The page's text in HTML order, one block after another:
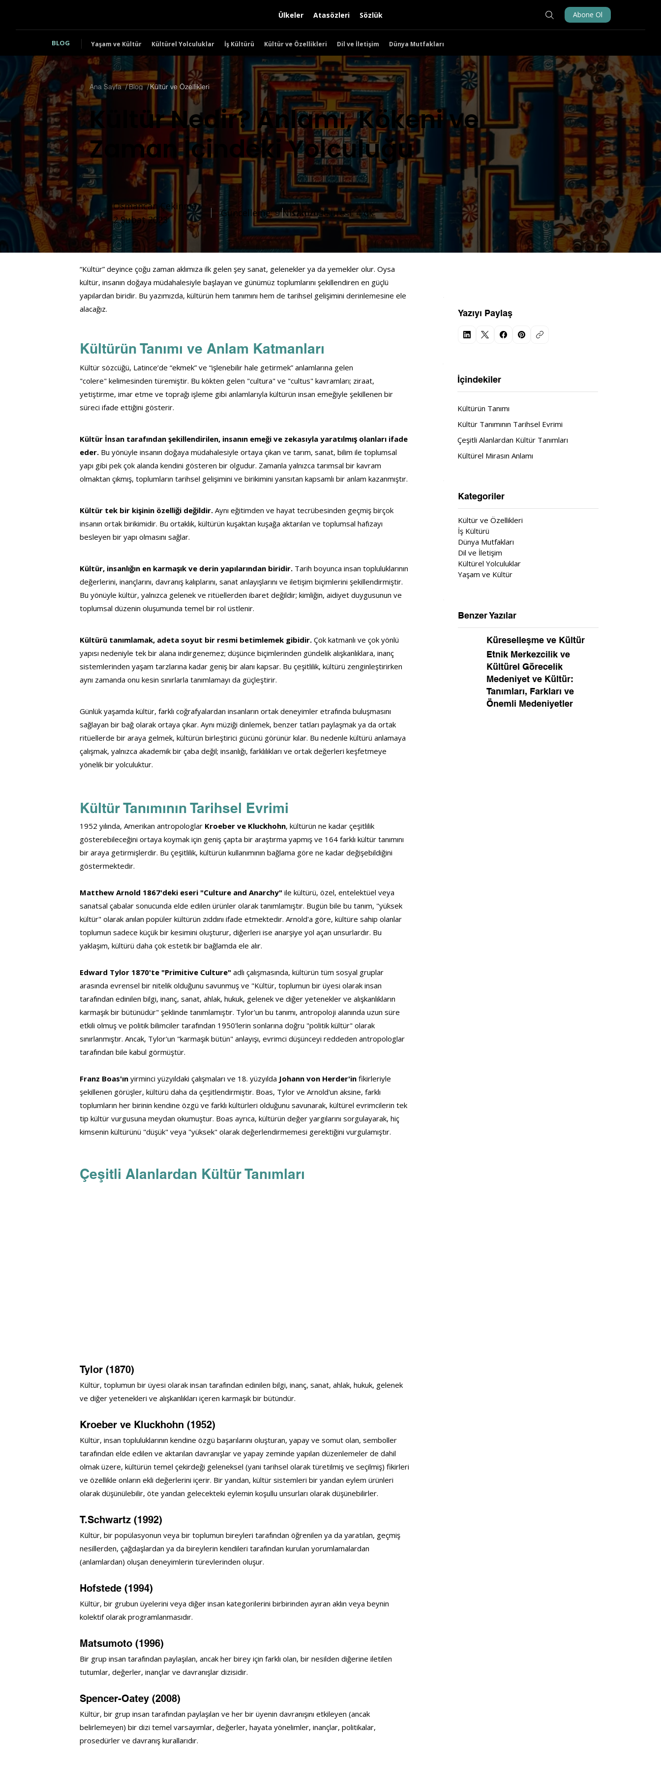
BLOG Yaşam ve Kültür Kültürel Yolculuklar İş Kültürü Kültür ve Özellikleri Dil ve İletişim Dünya Mutfakları
Ülkeler Atasözleri Sözlük Abone Ol
Ana Sayfa /Blog /Kültür ve Özellikleri
Kültür Nedir? Anlamı, Kökeni ve
Zaman İçindeki Yolculuğu
Osmancan Çekinmez
2 Şubat 2023
Güncelleme: 9 Nisan 2026Okuma Süresi: 4 dk.
Yazıyı Paylaş
İçindekiler
Kültürün Tanımı
Kültür Tanımının Tarihsel Evrimi
Çeşitli Alanlardan Kültür Tanımları
Kültürel Mirasın Anlamı
Kategoriler
Kültür ve Özellikleri
İş Kültürü
Dünya Mutfakları
Dil ve İletişim
Kültürel Yolculuklar
Yaşam ve Kültür
Benzer Yazılar
Küreselleşme ve Kültür
Etnik Merkezcilik ve
Kültürel Görecelik
Medeniyet ve Kültür:
Tanımları, Farkları ve
Önemli Medeniyetler
“Kültür” deyince çoğu zaman aklımıza ilk gelen şey sanat, gelenekler ya da yemekler olur. Oysa
kültür, insanın doğaya müdahalesiyle başlayan ve günümüz toplumlarını şekillendiren en güçlü
yapılardan biridir. Bu yazımızda, kültürün hem tanımını hem de tarihsel gelişimini derinlemesine ele
alacağız.
Kültürün Tanımı ve Anlam Katmanları
Kültür sözcüğü, Latince’de “ekmek” ve “işlenebilir hale getirmek” anlamlarına gelen
"colere" kelimesinden türemiştir. Bu kökten gelen "cultura" ve "cultus" kavramları; ziraat,
yetiştirme, imar etme ve toprağı işleme gibi anlamlarıyla kültürün insan emeğiyle şekillenen bir
süreci ifade ettiğini gösterir.
Kültür İnsan tarafından şekillendirilen, insanın emeği ve zekasıyla yaratılmış olanları ifade
eder. Bu yönüyle insanın doğaya müdahalesiyle ortaya çıkan ve tarım, sanat, bilim ile toplumsal
yapı gibi pek çok alanda kendini gösteren bir olgudur. Zamanla yalnızca tarımsal bir kavram
olmaktan çıkmış, toplumların tarihsel gelişimini ve birikimini yansıtan kapsamlı bir anlam kazanmıştır.
Kültür tek bir kişinin özelliği değildir. Aynı eğitimden ve hayat tecrübesinden geçmiş birçok
insanın ortak birikimidir. Bu ortaklık, kültürün kuşaktan kuşağa aktarılan ve toplumsal hafızayı
besleyen bir yapı olmasını sağlar.
Kültür, insanlığın en karmaşık ve derin yapılarından biridir. Tarih boyunca insan topluluklarının
değerlerini, inançlarını, davranış kalıplarını, sanat anlayışlarını ve iletişim biçimlerini şekillendirmiştir.
Bu yönüyle kültür, yalnızca gelenek ve ritüellerden ibaret değildir; kimliğin, aidiyet duygusunun ve
toplumsal düzenin oluşumunda temel bir rol üstlenir.
Kültürü tanımlamak, adeta soyut bir resmi betimlemek gibidir. Çok katmanlı ve çok yönlü
yapısı nedeniyle tek bir alana indirgenemez; düşünce biçimlerinden gündelik alışkanlıklara, inanç
sistemlerinden yaşam tarzlarına kadar geniş bir alanı kapsar. Bu çeşitlilik, kültürü zenginleştirirken
aynı zamanda onu kesin sınırlarla tanımlamayı da güçleştirir.
Günlük yaşamda kültür, farklı coğrafyalardan insanların ortak deneyimler etrafında buluşmasını
sağlayan bir bağ olarak ortaya çıkar. Aynı müziği dinlemek, benzer tatları paylaşmak ya da ortak
ritüellerde bir araya gelmek, kültürün birleştirici gücünü görünür kılar. Bu nedenle kültürü anlamaya
çalışmak, yalnızca akademik bir çaba değil; insanlığı, farklılıkları ve ortak değerleri keşfetmeye
yönelik bir yolculuktur.
Kültür Tanımının Tarihsel Evrimi
1952 yılında, Amerikan antropologlar Kroeber ve Kluckhohn, kültürün ne kadar çeşitlilik
gösterebileceğini ortaya koymak için geniş çapta bir araştırma yapmış ve 164 farklı kültür tanımını
bir araya getirmişlerdir. Bu çeşitlilik, kültürün kullanımının bağlama göre ne kadar değişebildiğini
göstermektedir.
Matthew Arnold 1867'deki eseri "Culture and Anarchy" ile kültürü, özel, entelektüel veya
sanatsal çabalar sonucunda elde edilen ürünler olarak tanımlamıştır. Bugün bile bu tanım, "yüksek
kültür" olarak anılan popüler kültürün zıddını ifade etmektedir. Arnold'a göre, kültüre sahip olanlar
toplumun sadece küçük bir kesimini oluşturur, diğerleri ise anarşiye yol açan unsurlardır. Bu
yaklaşım, kültürü daha çok estetik bir bağlamda ele alır.
Edward Tylor 1870'te "Primitive Culture" adlı çalışmasında, kültürün tüm sosyal gruplar
arasında evrensel bir nitelik olduğunu savunmuş ve "Kültür, toplumun bir üyesi olarak insan
tarafından edinilen bilgi, inanç, sanat, ahlak, hukuk, gelenek ve diğer yetenekler ve alışkanlıkların
karmaşık bir bütünüdür" şeklinde tanımlamıştır. Tylor'un bu tanımı, antropoloji alanında uzun süre
etkili olmuş ve politik bilimciler tarafından 1950'lerin sonlarına doğru "politik kültür" olarak
sınırlanmıştır. Ancak, Tylor'un "karmaşık bütün" anlayışı, evrimci düşünceyi reddeden antropologlar
tarafından bile kabul görmüştür.
Franz Boas'ın yirminci yüzyıldaki çalışmaları ve 18. yüzyılda Johann von Herder'in fikirleriyle
şekillenen görüşler, kültürü daha da çeşitlendirmiştir. Boas, Tylor ve Arnold'un aksine, farklı
toplumların her birinin kendine özgü ve farklı kültürleri olduğunu savunarak, kültürel evrimcilerin tek
tip kültür vurgusuna meydan okumuştur. Boas ayrıca, kültürün değer yargılarını sorgulayarak, hiç
kimsenin kültürünü "düşük" veya "yüksek" olarak değerlendirmemesi gerektiğini vurgulamıştır.
Çeşitli Alanlardan Kültür Tanımları
Tylor (1870)
Kültür, toplumun bir üyesi olarak insan tarafından edinilen bilgi, inanç, sanat, ahlak, hukuk, gelenek
ve diğer yetenekleri ve alışkanlıkları içeren karmaşık bir bütündür.
Kroeber ve Kluckhohn (1952)
Kültür, insan topluluklarının kendine özgü başarılarını oluşturan, yapay ve somut olan, semboller
tarafından elde edilen ve aktarılan davranışlar ve yapay zeminde yapılan düzenlemeler de dahil
olmak üzere, kültürün temel çekirdeği geleneksel (yani tarihsel olarak türetilmiş ve seçilmiş) fikirleri
ve özellikle onların ekli değerlerini içerir. Bir yandan, kültür sistemleri bir yandan eylem ürünleri
olarak düşünülebilir, öte yandan gelecekteki eylemin koşullu unsurları olarak düşünebilirler.
T.Schwartz (1992)
Kültür, bir popülasyonun veya bir toplumun bireyleri tarafından öğrenilen ya da yaratılan, geçmiş
nesillerden, çağdaşlardan ya da bireylerin kendileri tarafından kurulan yorumlamalardan
(anlamlardan) oluşan deneyimlerin türevlerinden oluşur.
Hofstede (1994)
Kültür, bir grubun üyelerini veya diğer insan kategorilerini birbirinden ayıran aklın veya beynin
kolektif olarak programlanmasıdır.
Matsumoto (1996)
Bir grup insan tarafından paylaşılan, ancak her birey için farklı olan, bir nesilden diğerine iletilen
tutumlar, değerler, inançlar ve davranışlar dizisidir.
Spencer-Oatey (2008)
Kültür, bir grup insan tarafından paylaşılan ve her bir üyenin davranışını etkileyen (ancak
belirlemeyen) bir dizi temel varsayımlar, değerler, hayata yönelimler, inançlar, politikalar,
prosedürler ve davranış kurallarıdır.